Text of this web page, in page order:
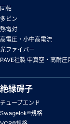
同軸
多ピン
熱電対
高電圧・小中高電流
光ファイバー
PAVE社製 中真空・高耐圧
絶縁碍子
チューブエンド
Swagelok®規格